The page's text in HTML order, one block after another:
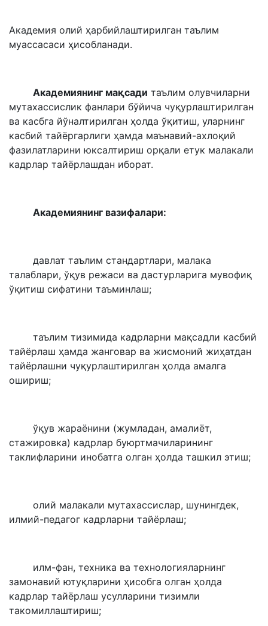
Академия олий ҳарбийлаштирилган таълим
муассасаси ҳисобланади.
Академиянинг мақсади таълим олувчиларни
мутахассислик фанлари бўйича чуқурлаштирилган
ва касбга йўналтирилган ҳолда ўқитиш, уларнинг
касбий тайёргарлиги ҳамда маънавий-ахлоқий
фазилатларини юксалтириш орқали етук малакали
кадрлар тайёрлашдан иборат.
Академиянинг вазифалари:
давлат таълим стандартлари, малака
талаблари, ўқув режаси ва дастурларига мувофиқ
ўқитиш сифатини таъминлаш;
таълим тизимида кадрларни мақсадли касбий
тайёрлаш ҳамда жанговар ва жисмоний жиҳатдан
тайёрлашни чуқурлаштирилган ҳолда амалга
ошириш;
ўқув жараёнини (жумладан, амалиёт,
стажировка) кадрлар буюртмачиларининг
таклифларини инобатга олган ҳолда ташкил этиш;
олий малакали мутахассислар, шунингдек,
илмий-педагог кадрларни тайёрлаш;
илм-фан, техника ва технологияларнинг
замонавий ютуқларини ҳисобга олган ҳолда
кадрлар тайёрлаш усулларини тизимли
такомиллаштириш;